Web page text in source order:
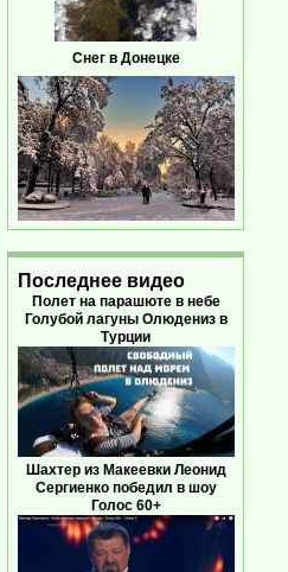
Снег в Донецке
Последнее видео
Полет на парашюте в небе
Голубой лагуны Олюдениз в
Турции
Шахтер из Макеевки Леонид
Сергиенко победил в шоу
Голос 60+